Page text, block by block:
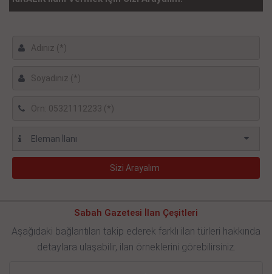
Sabah Gazetesi İlan Çeşitleri
Aşağıdaki bağlantıları takip ederek farklı ilan türleri hakkında
detaylara ulaşabilir, ilan örneklerini görebilirsiniz.